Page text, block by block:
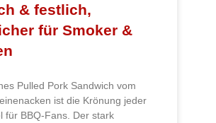
& festlich,
für Smoker &
Pulled Pork Sandwich vom
ist die Krönung jeder
für BBQ-Fans. Der stark